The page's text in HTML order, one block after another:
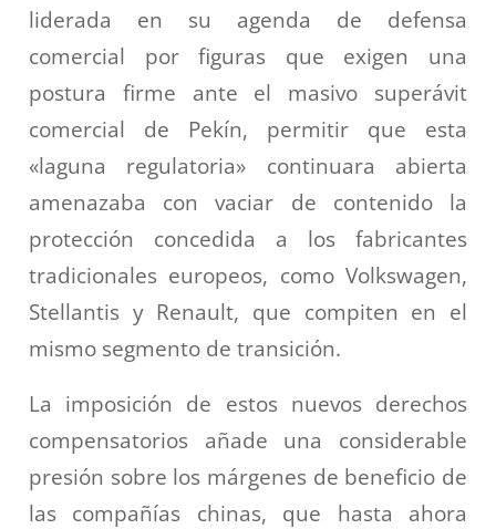
liderada en su agenda de defensa
comercial por figuras que exigen una
postura firme ante el masivo superávit
comercial de Pekín, permitir que esta
«laguna regulatoria» continuara abierta
amenazaba con vaciar de contenido la
protección concedida a los fabricantes
tradicionales europeos, como Volkswagen,
Stellantis y Renault, que compiten en el
mismo segmento de transición.
La imposición de estos nuevos derechos
compensatorios añade una considerable
presión sobre los márgenes de beneficio de
las compañías chinas, que hasta ahora